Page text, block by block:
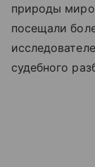
природы
посещали
судебного